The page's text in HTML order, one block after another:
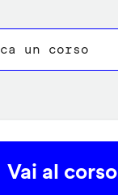
Vai al corso